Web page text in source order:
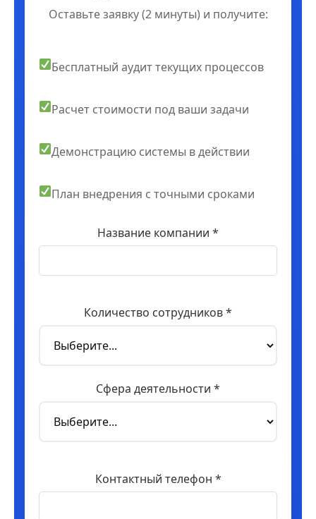
Оставьте заявку (2 минуты) и получите:
Бесплатный аудит текущих процессов
Расчет стоимости под ваши задачи
Демонстрацию системы в действии
План внедрения с точными сроками
Название компании *
Количество сотрудников *
Сфера деятельности *
Контактный телефон *